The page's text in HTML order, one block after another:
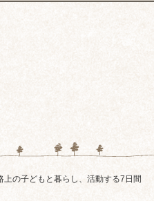
上の子どもと暮らし、活動する7日間